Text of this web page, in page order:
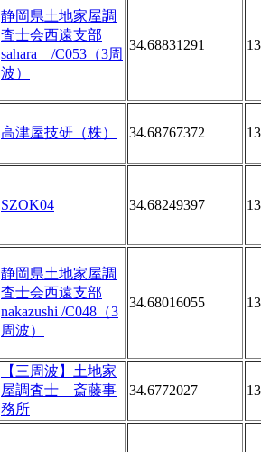
静岡県土地家屋調
査士会西遠支部
sahara /C053（3周
波）
34.68831291
高津屋技研（株） 34.68767372
SZOK04 34.68249397
静岡県土地家屋調
査士会西遠支部
nakazushi /C048（3
周波）
34.68016055
【三周波】土地家
屋調査士 斎藤事
務所
34.6772027